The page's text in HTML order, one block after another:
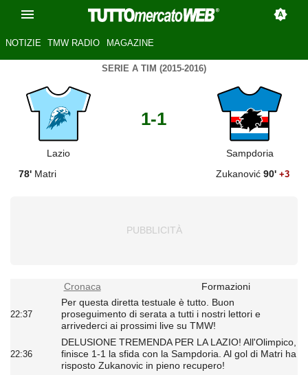
NOTIZIE TMW RADIO MAGAZINE
SERIE A TIM (2015-2016)
Lazio
1-1
Sampdoria
78' Matri Zukanović 90' +3
Cronaca Formazioni
22:37
Per questa diretta testuale è tutto. Buon
proseguimento di serata a tutti i nostri lettori e
arrivederci ai prossimi live su TMW!
22:36
DELUSIONE TREMENDA PER LA LAZIO! All'Olimpico,
finisce 1-1 la sfida con la Sampdoria. Al gol di Matri ha
risposto Zukanovic in pieno recupero!